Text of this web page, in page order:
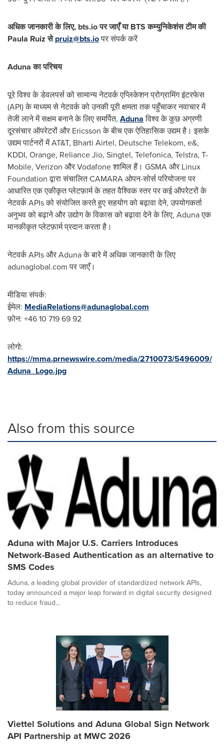
अधिक जानकारी के लिए, bts.io पर जाएँ या BTS कम्युनिकेशंस टीम की
Paula Ruizसेpruiz@bts.ioपर संपर्क करें
Aduna का परिचय
पूरे विश्व के डेवलपर्स को सामान्य नेटवर्क एप्लिकेशन प्रोग्रामिंग इंटरफेस
(API) के माध्यम से नेटवर्क को उनकी पूरी क्षमता तक पहुँचाकर नवाचार में
तेजी लाने में सक्षम बनाने के लिए समर्पित, Adunaविश्व के कुछ अग्रणी
दूरसंचार ऑपरेटरों और Ericsson के बीच एक ऐतिहासिक उद्यम है। इसके
उद्यम पार्टनरों में AT&T, Bharti Airtel, Deutsche Telekom, e&,
KDDI, Orange, Reliance Jio, Singtel, Telefonica, Telstra, T-
Mobile, Verizon और Vodafone शामिल हैं। GSMA और Linux
Foundation द्वारा संचालित CAMARA ओपन-सोर्स परियोजना पर
आधारित एक एकीकृत प्लेटफ़ार्म के तहत वैश्विक स्तर पर कई ऑपरेटरों के
नेटवर्क APIs को संयोजित करते हुए सहयोग को बढ़ावा देने, उपयोगकर्ता
अनुभव को बढ़ाने और उद्योग के विकास को बढ़ावा देने के लिए, Aduna एक
मानकीकृत प्लेटफ़ार्म प्रदान करता है।
नेटवर्क APIs और Aduna के बारे में अधिक जानकारी के लिए
adunaglobal.com पर जाएँ।
मीडिया संपर्क:
ईमेल: MediaRelations@adunaglobal.com
फ़ोन: +46 10 719 69 92
लोगो:
https://mma.prnewswire.com/media/2710073/5496009/
Aduna_Logo.jpg
Also from this source
Aduna with Major U.S. Carriers Introduces
Network-Based Authentication as an alternative to
SMS Codes
Aduna, a leading global provider of standardized network APIs,
today announced a major leap forward in digital security designed
to reduce fraud...
Viettel Solutions and Aduna Global Sign Network
API Partnership at MWC 2026